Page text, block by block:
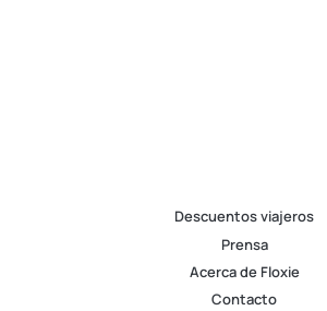
Descuentos viajeros
Prensa
Acerca de Floxie
Contacto